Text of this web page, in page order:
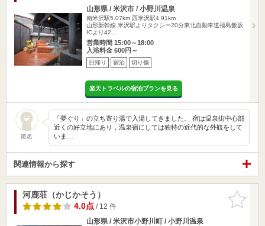
山形県 / 米沢市 / 小野川温泉
南米沢駅5.07km 西米沢駅4.91km
山形新幹線 米沢駅よりタクシー20分東北自動車道福島飯坂
ICより42…
営業時間 15:00～18:00
入浴料金 600円～
日帰り 宿泊 切り傷
楽天トラベルの宿泊プランを見る
匿名
「夢ぐり」の立ち寄り湯で入湯してきました。 宿は温泉街中心部
近くの好立地にあり，温泉宿にしては独特の近代的な外観をして
いま…
関連情報から探す
お気に入
りに追加
河鹿荘（かじかそう）
4.0点/ 12 件
山形県 / 米沢市小野川町 / 小野川温泉